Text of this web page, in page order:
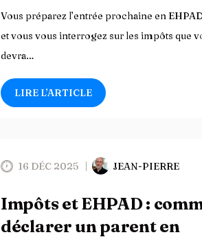
Vous préparez l’entrée prochaine en
et vous vous interrogez sur les impôts que
devra…
LIRE L’ARTICLE
16 DÉC 2025 JEAN-PIERRE
Impôts et EHPAD :
déclarer un parent en